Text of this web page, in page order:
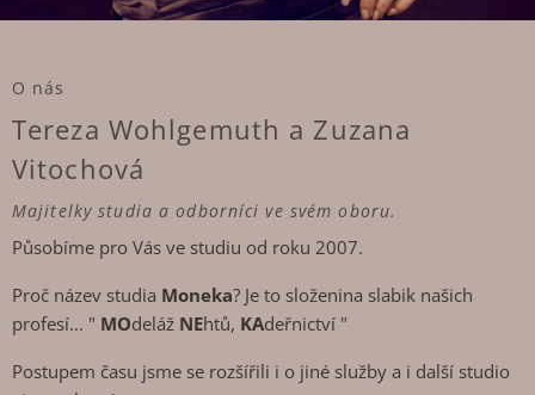
O nás
Tereza Wohlgemuth a Zuzana
Vitochová
Majitelky studia a odborníci ve svém oboru.
Působíme pro Vás ve studiu od roku 2007.
Proč název studia Moneka? Je to složenina slabik našich
profesí... " MOdeláž NEhtů, KAdeřnictví "
Postupem času jsme se rozšířili i o jiné služby a i další studio